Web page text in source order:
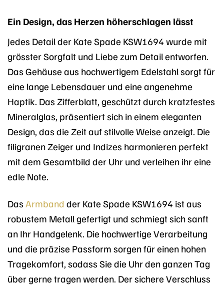
Ein Design, das Herzen höherschlagen lässt
Jedes Detail der Kate Spade KSW1694 wurde mit
grösster Sorgfalt und Liebe zum Detail entworfen.
Das Gehäuse aus hochwertigem Edelstahl sorgt für
eine lange Lebensdauer und eine angenehme
Haptik. Das Zifferblatt, geschützt durch kratzfestes
Mineralglas, präsentiert sich in einem eleganten
Design, das die Zeit auf stilvolle Weise anzeigt. Die
filigranen Zeiger und Indizes harmonieren perfekt
mit dem Gesamtbild der Uhr und verleihen ihr eine
edle Note.
Das Armband der Kate Spade KSW1694 ist aus
robustem Metall gefertigt und schmiegt sich sanft
an Ihr Handgelenk. Die hochwertige Verarbeitung
und die präzise Passform sorgen für einen hohen
Tragekomfort, sodass Sie die Uhr den ganzen Tag
über gerne tragen werden. Der sichere Verschluss